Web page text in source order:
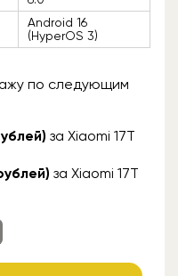
Android 16
(HyperOS 3)
по следующим
за Xiaomi 17T
за Xiaomi 17T